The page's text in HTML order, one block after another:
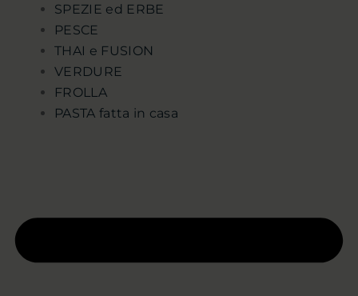
SPEZIE ed ERBE
PESCE
THAI e FUSION
VERDURE
FROLLA
PASTA fatta in casa